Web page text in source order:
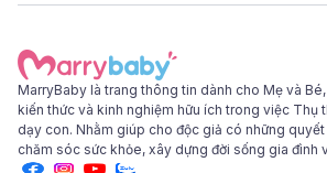
MarryBaby là trang thông tin dành cho Mẹ và
kiến thức và kinh nghiệm hữu ích trong việc Thụ
dạy con. Nhằm giúp cho độc giả có những
chăm sóc sức khỏe, xây dựng đời sống gia đình